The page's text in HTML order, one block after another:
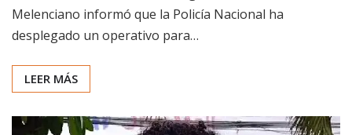
Melenciano informó que la Policía Nacional ha
desplegado un operativo para…
LEER MÁS